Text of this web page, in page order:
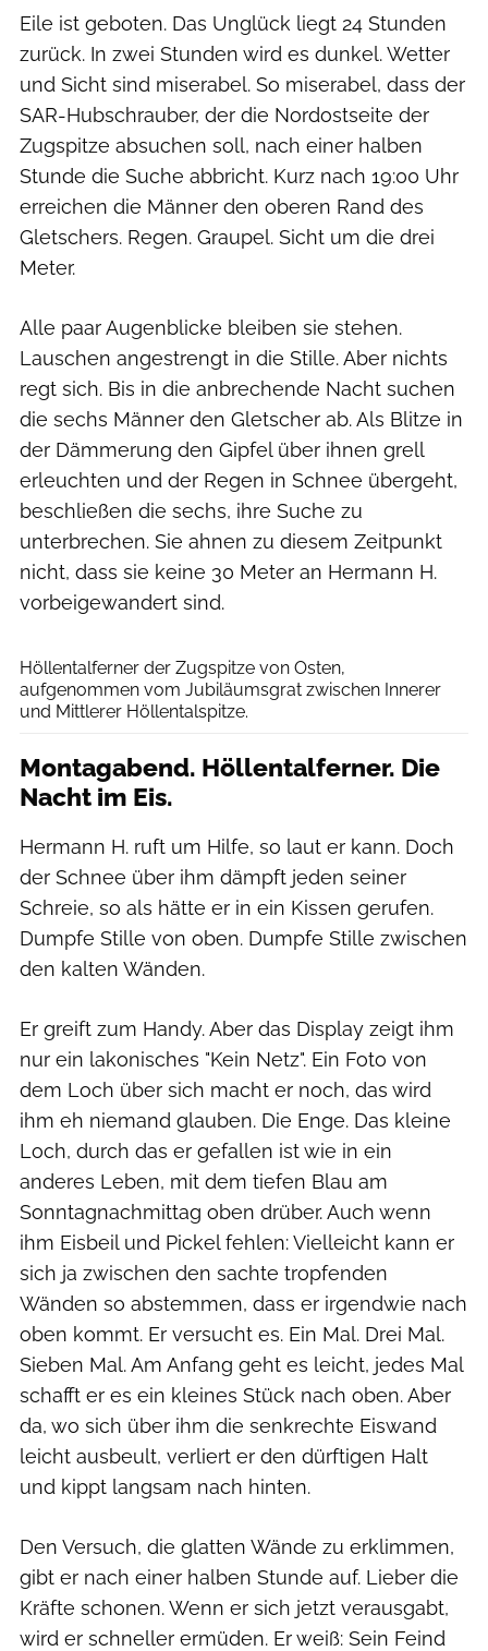
Eile ist geboten. Das Unglück liegt 24 Stunden
zurück. In zwei Stunden wird es dunkel. Wetter
und Sicht sind miserabel. So miserabel, dass der
SAR-Hubschrauber, der die Nordostseite der
Zugspitze absuchen soll, nach einer halben
Stunde die Suche abbricht. Kurz nach 19:00 Uhr
erreichen die Männer den oberen Rand des
Gletschers. Regen. Graupel. Sicht um die drei
Meter.
Alle paar Augenblicke bleiben sie stehen.
Lauschen angestrengt in die Stille. Aber nichts
regt sich. Bis in die anbrechende Nacht suchen
die sechs Männer den Gletscher ab. Als Blitze in
der Dämmerung den Gipfel über ihnen grell
erleuchten und der Regen in Schnee übergeht,
beschließen die sechs, ihre Suche zu
unterbrechen. Sie ahnen zu diesem Zeitpunkt
nicht, dass sie keine 30 Meter an Hermann H.
vorbeigewandert sind.
Höllentalferner der Zugspitze von Osten,
aufgenommen vom Jubiläumsgrat zwischen Innerer
und Mittlerer Höllentalspitze.
Montagabend. Höllentalferner. Die
Nacht im Eis.
Hermann H. ruft um Hilfe, so laut er kann. Doch
der Schnee über ihm dämpft jeden seiner
Schreie, so als hätte er in ein Kissen gerufen.
Dumpfe Stille von oben. Dumpfe Stille zwischen
den kalten Wänden.
Er greift zum Handy. Aber das Display zeigt ihm
nur ein lakonisches "Kein Netz". Ein Foto von
dem Loch über sich macht er noch, das wird
ihm eh niemand glauben. Die Enge. Das kleine
Loch, durch das er gefallen ist wie in ein
anderes Leben, mit dem tiefen Blau am
Sonntagnachmittag oben drüber. Auch wenn
ihm Eisbeil und Pickel fehlen: Vielleicht kann er
sich ja zwischen den sachte tropfenden
Wänden so abstemmen, dass er irgendwie nach
oben kommt. Er versucht es. Ein Mal. Drei Mal.
Sieben Mal. Am Anfang geht es leicht, jedes Mal
schafft er es ein kleines Stück nach oben. Aber
da, wo sich über ihm die senkrechte Eiswand
leicht ausbeult, verliert er den dürftigen Halt
und kippt langsam nach hinten.
Den Versuch, die glatten Wände zu erklimmen,
gibt er nach einer halben Stunde auf. Lieber die
Kräfte schonen. Wenn er sich jetzt verausgabt,
wird er schneller ermüden. Er weiß: Sein Feind